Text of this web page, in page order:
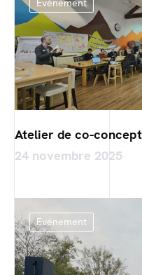
Evénement
Atelier de co-
24 novembre 2025
Evénement